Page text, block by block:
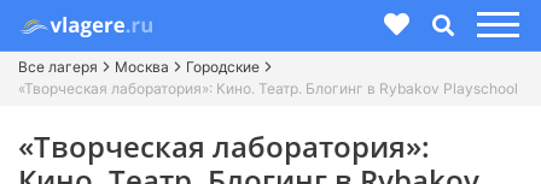
Все лагеря Москва
Городские
«Творческая лаборатория»: Кино. Театр. Блогинг в Rybakov Playschool
«Творческая лаборатория»: